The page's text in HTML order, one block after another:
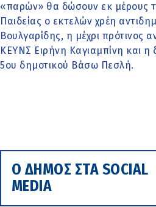
«παρών» θα δώσουν εκ μέρους
Παιδείας ο εκτελών χρέη
Βουλγαρίδης, η μέχρι πρότινος
ΚΕΥΝΣ Ειρήνη Καγιαμπίνη και η
5ου δημοτικού Βάσω Πεσλή.
Ο ΔΗΜΟΣ ΣΤΑ SOCIAL
MEDIA